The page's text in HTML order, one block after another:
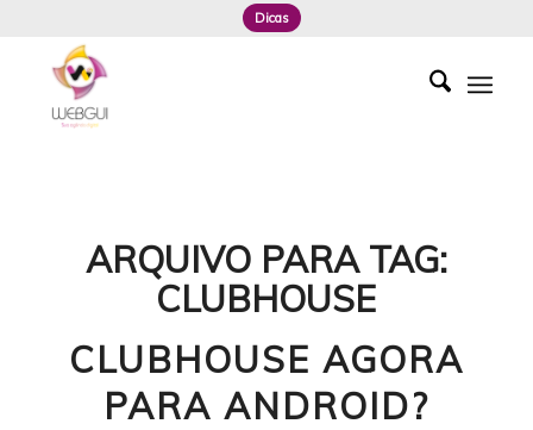
Dicas
ARQUIVO PARA TAG:
CLUBHOUSE
CLUBHOUSE AGORA
PARA ANDROID?